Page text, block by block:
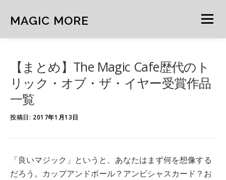
MAGIC MORE メニュー
CURATION
【まとめ】The Magic Cafe歴代のト
リック・オブ・ザ・イヤー受賞作品
一覧
投稿日: 2017年1月13日
「良いマジック」というと、あなたはまず何を想像する
だろう。カップアンドボール？アンビシャスカード？お